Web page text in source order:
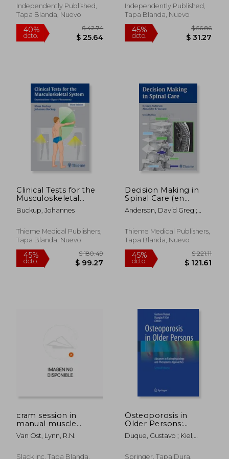
45% 40%
dcto.
40% 40%
Inglés)
Independently Published,
Tapa Blanda, Nuevo
(en Inglés)
Independently Published,
Tapa Blanda, Nuevo
Clinical Tests for the
Musculoskeletal
System: Examinations
- Signs - Phenomena
Buckup, Johannes
Thieme Medical Publishers,
Tapa Blanda, Nuevo
Decision Making in
Spinal Care (en
Inglés)
Anderson, David Greg ;
Thieme Medical Publishers,
Tapa Blanda, Nuevo
cram session in
manual muscle
testing
Van Ost, Lynn, R.n.
Slack Inc, Tapa Blanda,
Osteoporosis in
Older Persons:
Advances in
Pathophysiology and
Approaches (en
Duque, Gustavo ; Kiel,
Springer, Tapa Dura,